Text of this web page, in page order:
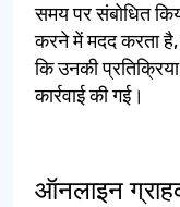
समय पर संबोधित
करने में मदद करता है,
कि उनकी
कार्रवाई की गई।
ऑनलाइन